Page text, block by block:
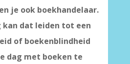
je ook boekhandelaar.
dat leiden tot een
of boekenblindheid
dag met boeken te